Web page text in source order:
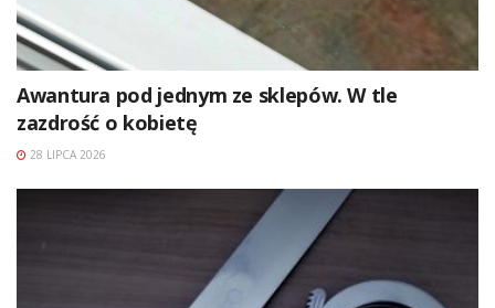
Awantura pod jednym ze sklepów. W tle
zazdrość o kobietę
28 LIPCA 2026